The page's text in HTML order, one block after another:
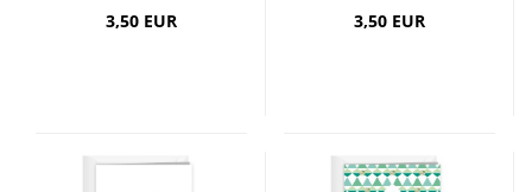
3,50 EUR 3,50 EUR